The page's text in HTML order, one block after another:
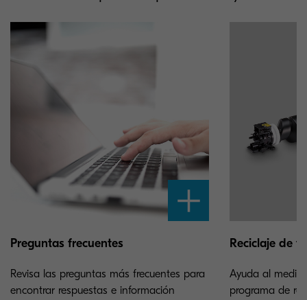
Preguntas frecuentes
Revisa las preguntas más frecuentes para
encontrar respuestas e información
Reciclaje de
Ayuda al
programa de